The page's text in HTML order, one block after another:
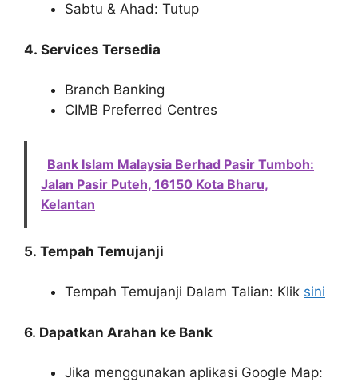
Sabtu & Ahad: Tutup
4. Services Tersedia
Branch Banking
CIMB Preferred Centres
Bank Islam Malaysia Berhad Pasir Tumboh:
Jalan Pasir Puteh, 16150 Kota Bharu,
Kelantan
5. Tempah Temujanji
Tempah Temujanji Dalam Talian: Klik sini
6. Dapatkan Arahan ke Bank
Jika menggunakan aplikasi Google Map: